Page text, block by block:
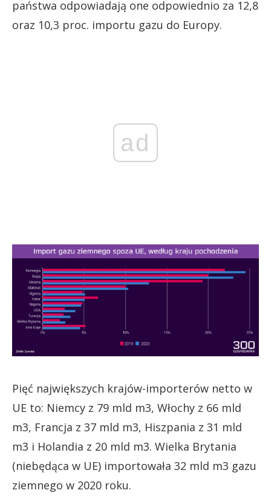
państwa odpowiadają one odpowiednio za 12,8
oraz 10,3 proc. importu gazu do Europy.
ad
Pięć największych krajów-importerów netto w
UE to: Niemcy z 79 mld m3, Włochy z 66 mld
m3, Francja z 37 mld m3, Hiszpania z 31 mld
m3 i Holandia z 20 mld m3. Wielka Brytania
(niebędąca w UE) importowała 32 mld m3 gazu
ziemnego w 2020 roku.